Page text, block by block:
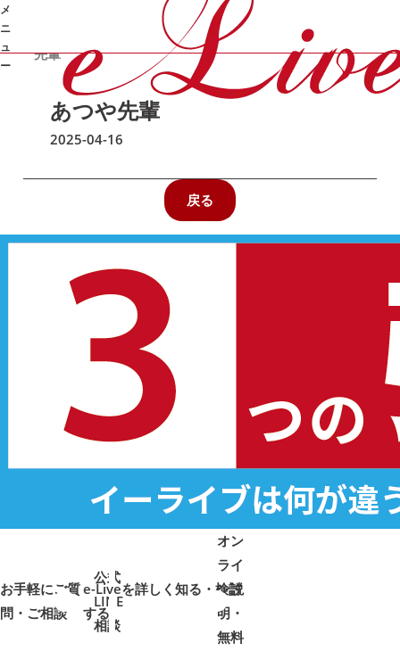
メ
ニ
ュ
ー
オンライン家庭教師e-Live 講師紹介 / あつや
先輩
あつや先輩
2025-04-16
戻る
公式
LINE
相談
お手軽にご質
問・ご相談➜ ➜
オン
ライ
ン説
明・
無料
e-Liveを詳しく知る・検討
する
➜➜